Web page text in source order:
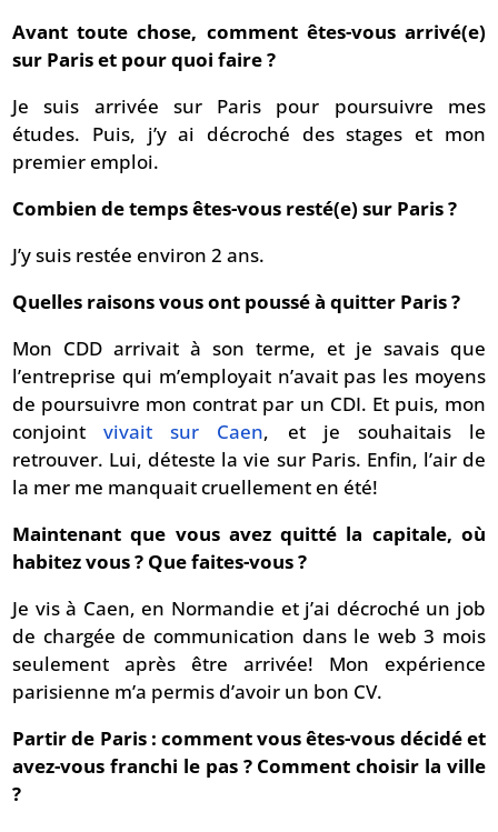
Avant toute chose, comment êtes-vous arrivé(e)
sur Paris et pour quoi faire ?
Je suis arrivée sur Paris pour poursuivre mes
études. Puis, j’y ai décroché des stages et mon
premier emploi.
Combien de temps êtes-vous resté(e) sur Paris ?
J’y suis restée environ 2 ans.
Quelles raisons vous ont poussé à quitter Paris ?
Mon CDD arrivait à son terme, et je savais que
l’entreprise qui m’employait n’avait pas les moyens
de poursuivre mon contrat par un CDI. Et puis, mon
conjointvivait sur Caen, et je souhaitais le
retrouver. Lui, déteste la vie sur Paris. Enfin, l’air de
la mer me manquait cruellement en été!
Maintenant que vous avez quitté la capitale, où
habitez vous ? Que faites-vous ?
Je vis à Caen, en Normandie et j’ai décroché un job
de chargée de communication dans le web 3 mois
seulement après être arrivée! Mon expérience
parisienne m’a permis d’avoir un bon CV.
Partir de Paris : comment vous êtes-vous décidé et
avez-vous franchi le pas ? Comment choisir la ville
?